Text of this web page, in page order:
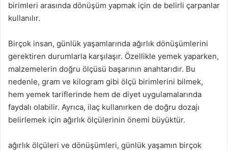
birimleri arasında dönüşüm yapmak için de belirli çarpanlar
kullanılır.
Birçok insan, günlük yaşamlarında ağırlık dönüşümlerini
gerektiren durumlarla karşılaşır. Özellikle yemek yaparken,
malzemelerin doğru ölçüsü başarının anahtarıdır. Bu
nedenle, gram ve kilogram gibi ölçü birimlerini bilmek,
hem yemek tariflerinde hem de diyet uygulamalarında
faydalı olabilir. Ayrıca, ilaç kullanırken de doğru dozajı
belirlemek için ağırlık ölçülerinin önemi büyüktür.
ağırlık ölçüleri ve dönüşümleri, günlük yaşamın birçok